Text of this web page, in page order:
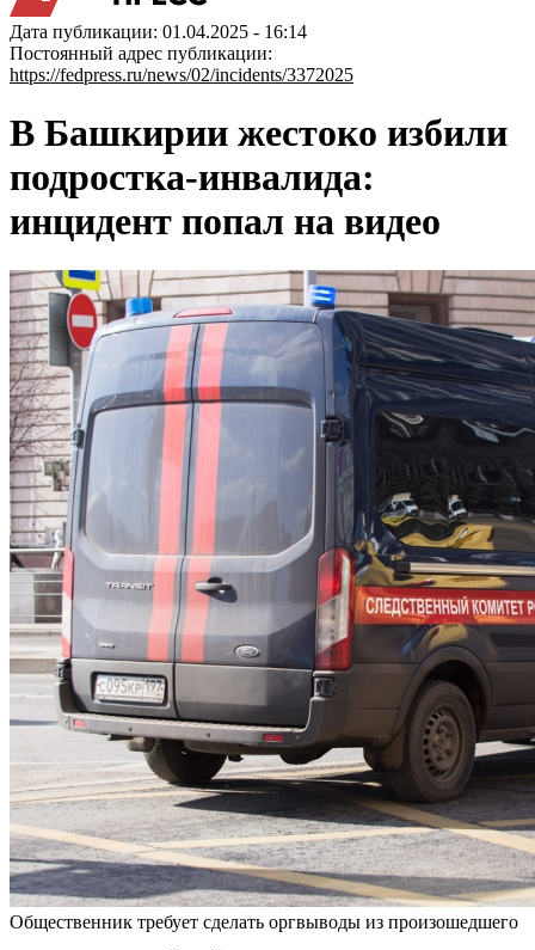
Дата публикации: 01.04.2025 - 16:14
Постоянный адрес публикации:
https://fedpress.ru/news/02/incidents/3372025
В Башкирии жестоко избили
подростка-инвалида:
инцидент попал на видео
Общественник требует сделать оргвыводы из произошедшего